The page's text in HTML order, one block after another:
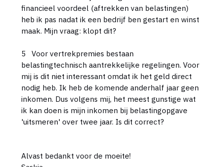
financieel voordeel (aftrekken van belastingen)
heb ik pas nadat ik een bedrijf ben gestart en winst
maak. Mijn vraag: klopt dit?
5 Voor vertrekpremies bestaan
belastingtechnisch aantrekkelijke regelingen. Voor
mij is dit niet interessant omdat ik het geld direct
nodig heb. Ik heb de komende anderhalf jaar geen
inkomen. Dus volgens mij, het meest gunstige wat
ik kan doen is mijn inkomen bij belastingopgave
'uitsmeren' over twee jaar. Is dit correct?
Alvast bedankt voor de moeite!